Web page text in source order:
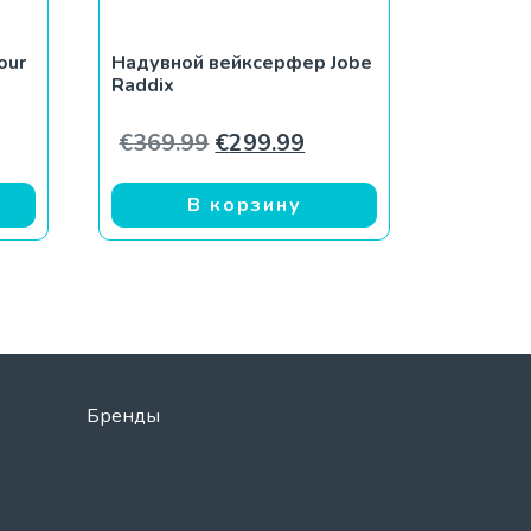
Надувной вейксерфер Jobe
Raddix
€369.99 Первоначальная цена
€299.99
В корзину
Бренды